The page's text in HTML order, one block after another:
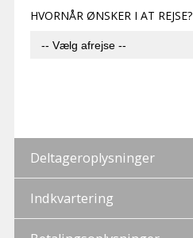
HVORNÅR ØNSKER I AT REJSE?
Deltageroplysninger
Indkvartering